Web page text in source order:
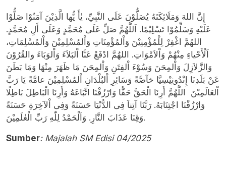
إِنَّ اللهَ وَمَلَائِكَتَهُ يُصَلُّوْنَ عَلَى النَّبِيِّ، يٰأَ يُّها الَّذِيْنَ آمَنُوْا صَلُّوْا
عَلَيْهِ وَسَلِّمُوْا تَسْلِيْمًا. اَللَّهُمَّ صَلِّ عَلَى مُحَمَّدٍ وَعَلَى أَلِ مُحَمَّدٍ.
اللهُمَّ اغْفِرْ لِلْمُؤْمِنِيْنَ وَاْلمُؤْمِنَاتِ وَاْلمُسْلِمِيْنَ وَاْلمُسْلِمَاتِ،
اَلْأَحْياءِ مِنْهُمْ وَاْلاَمْوَاتِ. اللهُمَّ ادْفَعْ عَنَّا اْلبَلاَءَ وَاْلوَبَاءَ والقُرُوْنَ
وَالزَّلاَزِلَ وَاْلمِحَنَ وَسُوْءَ اْلفِتَنِ وَاْلمِحَنَ مَا ظَهَرَ مِنْهَا وَمَا بَطَنَ
عَنْ بَلَدِنَا إِنْدُونِيْسِيَّا خآصَّةً وَسَائِرِ اْلبُلْدَانِ اْلمُسْلِمِيْنَ عامَّةً يَا رَبَّ
اْلعَالَمِيْنَ اللَّهُمَّ أَرِنَا الْحَقَّ حَقًّا وَارْزُقْنَا اتِّبَاعَهُ وَأَرِنَا الْبَاطِلَ بَاطِلًا
وَارْزُقْنَا اجْتِنَابَهُ. رَبَّنَا آتِناَ فِى الدُّنْيَا حَسَنَةً وَفِى اْلآخِرَةِ حَسَنَةً
وَقِنَا عَذَابَ النَّارِ. وَاَلْحَمْدُ لِلّٰهِ رَبِّ الْعٰلَمِيْنَ.
Sumber: Majalah SM Edisi 04/2025